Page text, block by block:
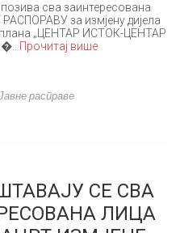
сва заинтересована
за измјену дијела
плана „ЦЕНТАР ИСТОК-ЦЕНТАР
Прочитај више
расправе
СЕ СВА
ЛИЦА